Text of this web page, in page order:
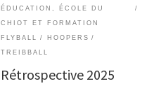
ÉDUCATION, ÉCOLE DU
CHIOT ET FORMATION
FLYBALL HOOPERS
TREIBBALL
Rétrospective 2025